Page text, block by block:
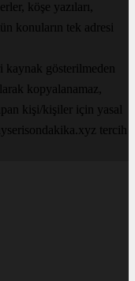
köşe yazıları,
konuların tek adresi
gösterilmeden
kopyalanamaz,
kişi/kişiler için yasal
tercih